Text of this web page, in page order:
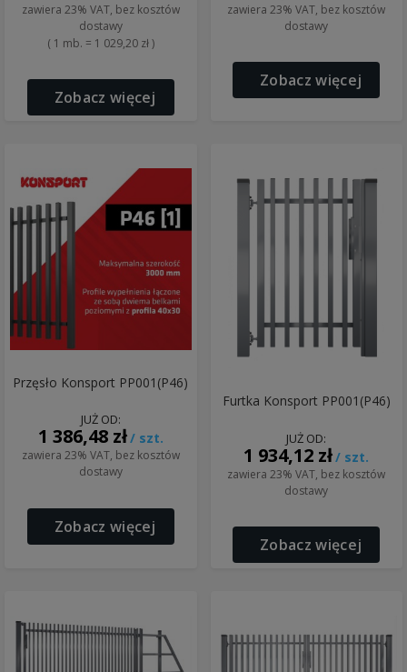
zawiera 23% VAT, bez kosztów
dostawy
( 1 mb. = 1 029,20 zł )
Zobacz więcej
zawiera 23% VAT, bez kosztów
dostawy
Zobacz więcej
Przęsło Konsport PP001(P46)
JUŻ OD:
1 386,48 zł/ szt.
zawiera 23% VAT, bez kosztów
dostawy
Zobacz więcej
Furtka Konsport PP001(P46)
JUŻ OD:
1 934,12 zł/ szt.
zawiera 23% VAT, bez kosztów
dostawy
Zobacz więcej